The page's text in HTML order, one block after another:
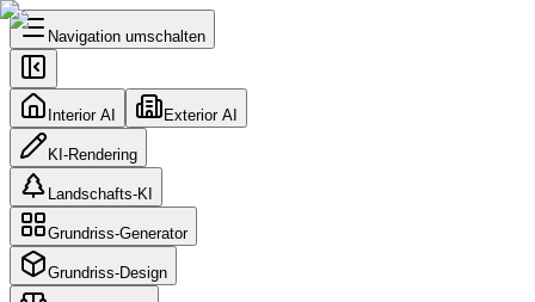
Navigation umschalten
Interior AI Exterior AI
KI-Rendering
Landschafts-KI
Grundriss-Generator
Grundriss-Design